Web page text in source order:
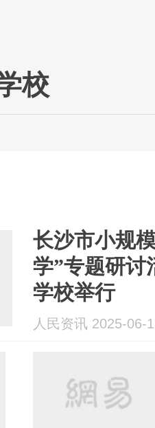
校
长沙市小规
学”专题研讨
学校举行
人民资讯 2025-06-